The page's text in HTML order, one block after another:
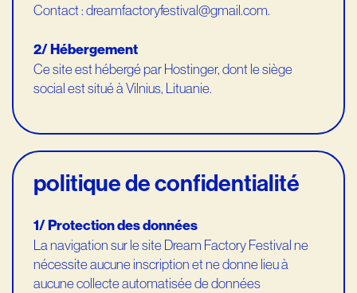
Contact : dreamfactoryfestival@gmail.com.
2/ Hébergement
Ce site est hébergé par Hostinger, dont le siège
social est situé à Vilnius, Lituanie.
politique de confidentialité
1/ Protection des données
La navigation sur le site Dream Factory Festival ne
nécessite aucune inscription et ne donne lieu à
aucune collecte automatisée de données